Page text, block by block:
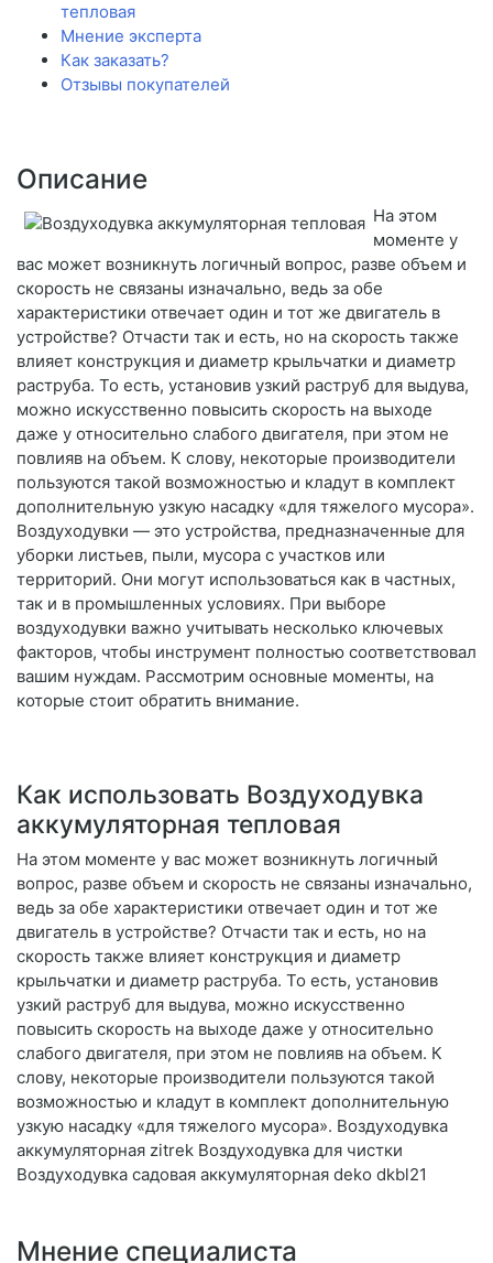
тепловая
Мнение эксперта
Как заказать?
Отзывы покупателей
Описание
На этом
моменте у
вас может возникнуть логичный вопрос, разве объем и
скорость не связаны изначально, ведь за обе
характеристики отвечает один и тот же двигатель в
устройстве? Отчасти так и есть, но на скорость также
влияет конструкция и диаметр крыльчатки и диаметр
раструба. То есть, установив узкий раструб для выдува,
можно искусственно повысить скорость на выходе
даже у относительно слабого двигателя, при этом не
повлияв на объем. К слову, некоторые производители
пользуются такой возможностью и кладут в комплект
дополнительную узкую насадку «для тяжелого мусора».
Воздуходувки — это устройства, предназначенные для
уборки листьев, пыли, мусора с участков или
территорий. Они могут использоваться как в частных,
так и в промышленных условиях. При выборе
воздуходувки важно учитывать несколько ключевых
факторов, чтобы инструмент полностью соответствовал
вашим нуждам. Рассмотрим основные моменты, на
которые стоит обратить внимание.
Как использовать Воздуходувка
аккумуляторная тепловая
На этом моменте у вас может возникнуть логичный
вопрос, разве объем и скорость не связаны изначально,
ведь за обе характеристики отвечает один и тот же
двигатель в устройстве? Отчасти так и есть, но на
скорость также влияет конструкция и диаметр
крыльчатки и диаметр раструба. То есть, установив
узкий раструб для выдува, можно искусственно
повысить скорость на выходе даже у относительно
слабого двигателя, при этом не повлияв на объем. К
слову, некоторые производители пользуются такой
возможностью и кладут в комплект дополнительную
узкую насадку «для тяжелого мусора». Воздуходувка
аккумуляторная zitrek Воздуходувка для чистки
Воздуходувка садовая аккумуляторная deko dkbl21
Мнение специалиста